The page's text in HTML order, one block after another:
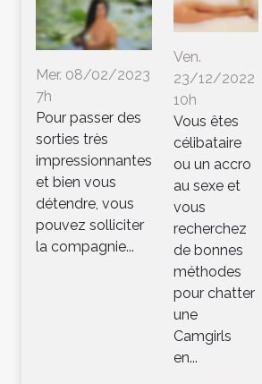
Mer. 08/02/2023
7h
Pour passer des
sorties très
impressionnantes
et bien vous
détendre, vous
pouvez solliciter
la compagnie...
Ven.
23/12/2022
10h
Vous êtes
célibataire
ou un accro
au sexe et
vous
recherchez
de bonnes
méthodes
pour chatter
une
Camgirls
en...